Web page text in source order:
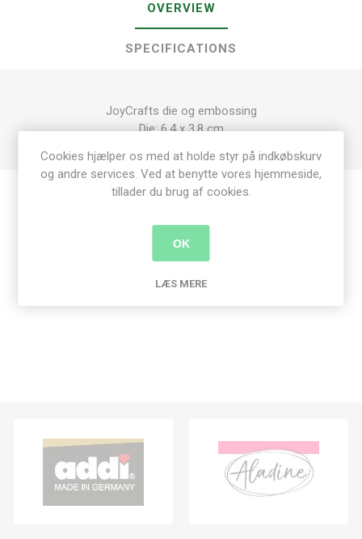
OVERVIEW
SPECIFICATIONS
JoyCrafts die og embossing
Die: 6,4 x 3,8 cm
Produkt tags
joy crafts (73)
Cookies hjælper os med at holde styr på indkøbskurv
og andre services. Ved at benytte vores hjemmeside,
tillader du brug af cookies.
OK
LÆS MERE